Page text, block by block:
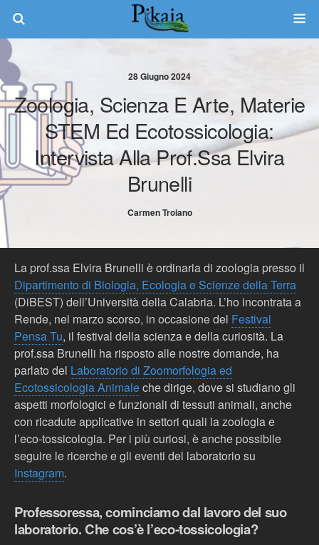
28 Giugno 2024
Zoologia, Scienza E Arte, Materie
STEM Ed Ecotossicologia:
Intervista Alla Prof.ssa Elvira
Brunelli
Carmen Troiano
La prof.ssa Elvira Brunelli è ordinaria di zoologia presso il
Dipartimento di Biologia, Ecologia e Scienze della Terra
(DiBEST) dell’Università della Calabria. L’ho incontrata a
Rende, nel marzo scorso, in occasione del Festival
Pensa Tu, il festival della scienza e della curiosità. La
prof.ssa Brunelli ha risposto alle nostre domande, ha
parlato del Laboratorio di Zoomorfologia ed
Ecotossicologia Animaleche dirige, dove si studiano gli
aspetti morfologici e funzionali di tessuti animali, anche
con ricadute applicative in settori quali la zoologia e
l’eco-tossicologia. Per i più curiosi, è anche possibile
seguire le ricerche e gli eventi del laboratorio su
Instagram.
Professoressa, cominciamo dal lavoro del suo
laboratorio. Che cos’è l’eco-tossicologia?